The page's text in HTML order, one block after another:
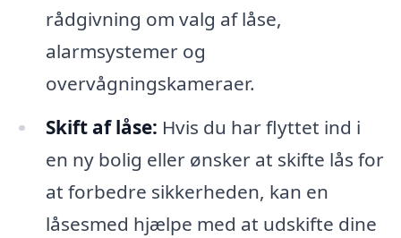
rådgivning om valg af låse,
alarmsystemer og
overvågningskameraer.
Skift af låse: Hvis du har flyttet ind i
en ny bolig eller ønsker at skifte lås for
at forbedre sikkerheden, kan en
låsesmed hjælpe med at udskifte dine